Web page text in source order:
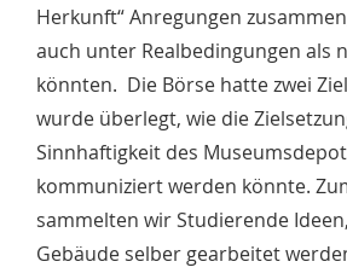
Herkunft“ Anregungen
auch unter Realbedingungen als
könnten. Die Börse hatte zwei
wurde überlegt, wie die
Sinnhaftigkeit des
kommuniziert werden könnte.
sammelten wir Studierende
Gebäude selber gearbeitet